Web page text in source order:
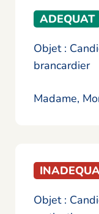
ADEQUAT
Objet :
brancardier
Madame,
Objet :